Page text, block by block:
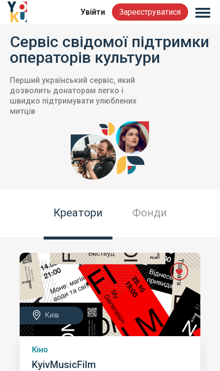
Увійти Зареєструватися
Сервіс свідомої підтримки
операторів культури
Перший український сервіс, який
дозволить донаторам легко і
швидко підтримувати улюблених
митців
Креатори Фонди
Київ
Кіно
KyivMusicFilm